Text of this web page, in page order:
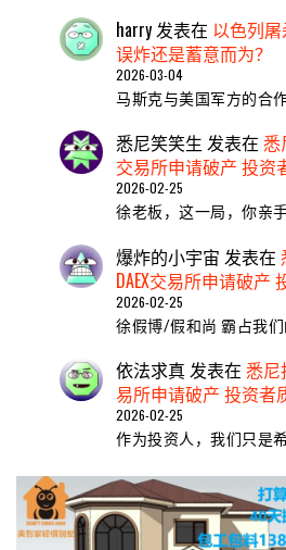
harry 发表在 以色列屠
误炸还是蓄意而为？
2026-03-04
马斯克与美国军方的合
悉尼笑笑生 发表在 悉
交易所申请破产 投资
2026-02-25
徐老板，这一局，你亲
爆炸的小宇宙 发表在
DAEX交易所申请破产
2026-02-25
徐假博/假和尚 霸占我们
依法求真发表在 悉尼
易所申请破产 投资者
2026-02-25
作为投资人，我们只是